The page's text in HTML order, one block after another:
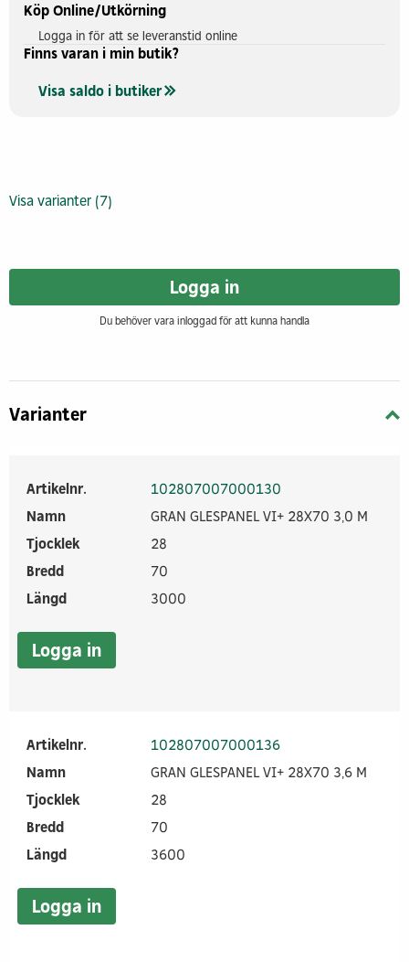
Köp Online/Utkörning
Logga in för att se leveranstid online
Finns varan i min butik?
Visa saldo i butiker
Visa varianter (7)
Logga in
Du behöver vara inloggad för att kunna handla
Varianter
Artikelnr.
102807007000130
Namn
GRAN GLESPANEL VI+ 28X70 3,0 M
Tjocklek
28
Bredd
70
Längd
3000
Logga in
Artikelnr.
102807007000136
Namn
GRAN GLESPANEL VI+ 28X70 3,6 M
Tjocklek
28
Bredd
70
Längd
3600
Logga in